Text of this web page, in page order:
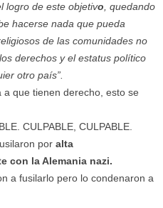
logro de este objetivo, quedando
hacerse nada que pueda
de las comunidades no
derechos y el estatus político
otro país”.
que tienen derecho, esto se
CULPABLE, CULPABLE.
por alta
con la Alemania nazi.
a fusilarlo pero lo condenaron a